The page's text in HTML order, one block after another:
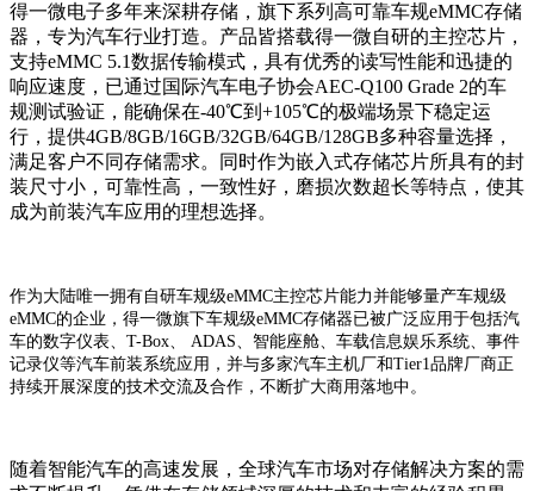
得一微电子多年来深耕存储，旗下系列高可靠车规eMMC存储
器 ，专为汽车行业打造。产品皆搭载得一微自研的主控芯片，
支持eMMC 5.1数据传输模式，具有优秀的读写性能和迅捷的
响应速度，已通过国际汽车电子协会AEC-Q100 Grade 2的车
规测试验证，能确保在-40℃到+105℃的极端场景下稳定运
行，提供4GB/8GB/16GB/32GB/64GB/128GB多种容量选择，
满足客户不同存储需求。同时作为嵌入式存储芯片所具有的封
装尺寸小，可靠性高，一致性好，磨损次数超长等特点，使其
成为前装汽车应用的理想选择。
作为大陆唯一拥有自研车规级eMMC主控芯片能力并能够量产车规级
eMMC的企业，得一微旗下车规级eMMC存储器已被广泛应用于包括汽
车的数字仪表、T-Box、 ADAS、智能座舱、车载信息娱乐系统、事件
记录仪等汽车前装系统应用，并与多家汽车主机厂和Tier1品牌厂商正
持续开展深度的技术交流及合作，不断扩大商用落地中。
随着智能汽车的高速发展，全球汽车市场对存储解决方案的需